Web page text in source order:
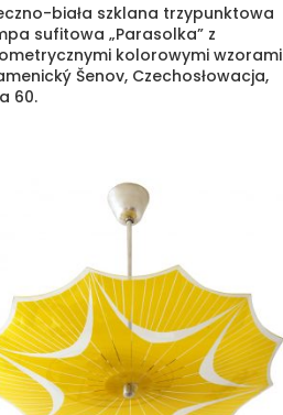
biała szklana trzypunktowa
sufitowa „Parasolka” z
kolorowymi wzorami
Šenov, Czechosłowacja,
60.